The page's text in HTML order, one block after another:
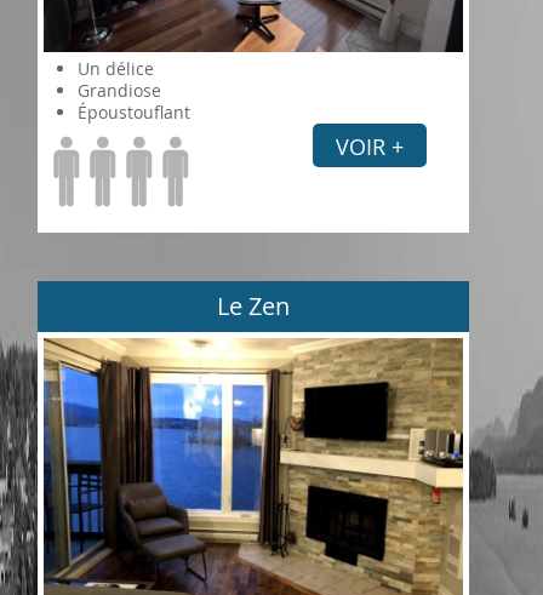
Un délice
Grandiose
Époustouflant
VOIR +
Le Zen